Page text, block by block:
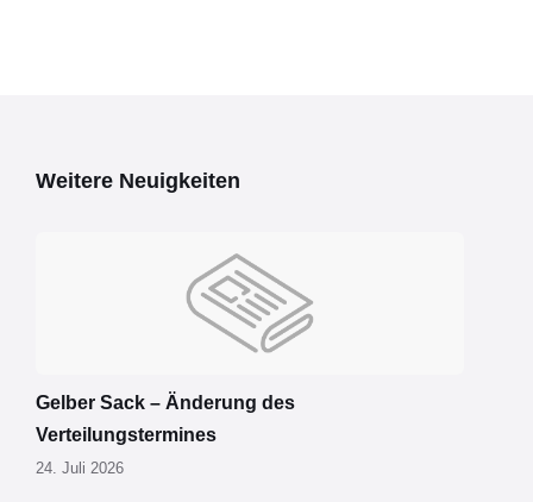
Weitere Neuigkeiten
Gelber Sack – Änderung des
Verteilungstermines
24. Juli 2026